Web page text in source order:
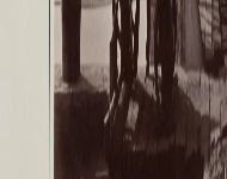
Аренда
Страницы